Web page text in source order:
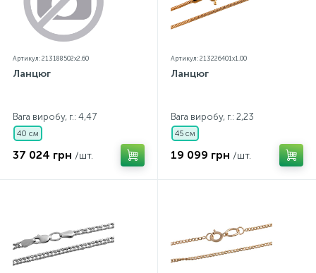
Артикул: 213188502x2.60
Ланцюг
Вага виробу, г.: 4,47
40 см
37 024 грн /шт.
Артикул: 213226401x1.00
Ланцюг
Вага виробу, г.: 2,23
45 см
19 099 грн /шт.